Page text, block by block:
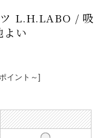
ツ L.H.LABO / 吸
よい
イント～]